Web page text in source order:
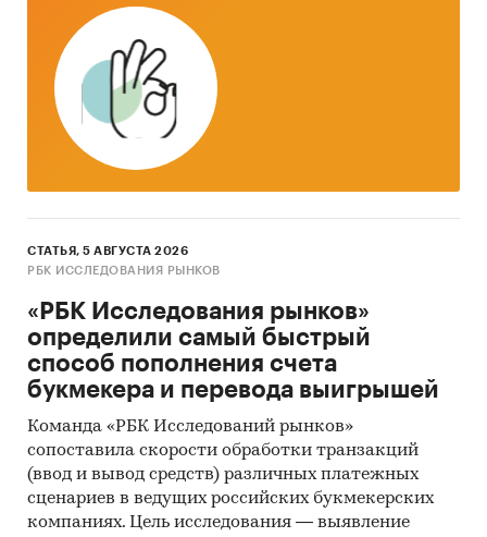
При подготовке обзора используется
официальная статистика и собранные
данные.
Информация профильных ведомств:
Федеральная служба государственной
статистики (Росстат)
Федеральная таможенная служба
Министерство сельского хозяйства
Таможенный союз ЕАЭС
Food and Agriculture Organization of the
United Nations
Информация, собранная BusinesStat:
оценки потребления яблок
показатели торговли яблоками
СТАТЬЯ, 5 АВГУСТА 2026
РБК ИССЛЕДОВАНИЯ РЫНКОВ
«РБК Исследования рынков»
определили самый быстрый
способ пополнения счета
букмекера и перевода выигрышей
Команда «РБК Исследований рынков»
сопоставила скорости обработки транзакций
(ввод и вывод средств) различных платежных
сценариев в ведущих российских букмекерских
компаниях. Цель исследования — выявление